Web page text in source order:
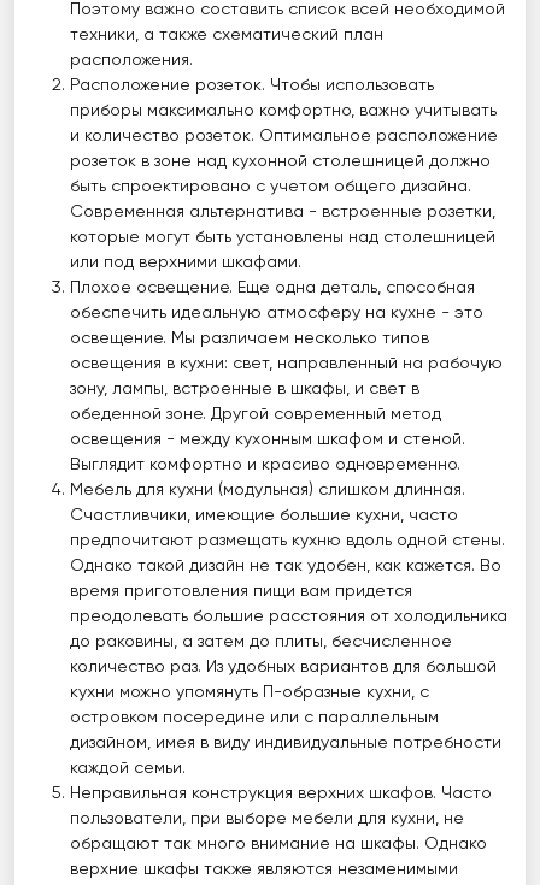
Поэтому важно составить список всей необходимой
техники, а также схематический план
расположения.
Расположение розеток. Чтобы использовать
приборы максимально комфортно, важно учитывать
и количество розеток. Оптимальное расположение
розеток в зоне над кухонной столешницей должно
быть спроектировано с учетом общего дизайна.
Современная альтернатива - встроенные розетки,
которые могут быть установлены над столешницей
или под верхними шкафами.
Плохое освещение. Еще одна деталь, способная
обеспечить идеальную атмосферу на кухне - это
освещение. Мы различаем несколько типов
освещения в кухни: свет, направленный на рабочую
зону, лампы, встроенные в шкафы, и свет в
обеденной зоне. Другой современный метод
освещения - между кухонным шкафом и стеной.
Выглядит комфортно и красиво одновременно.
Мебель для кухни (модульная) слишком длинная.
Счастливчики, имеющие большие кухни, часто
предпочитают размещать кухню вдоль одной стены.
Однако такой дизайн не так удобен, как кажется. Во
время приготовления пищи вам придется
преодолевать большие расстояния от холодильника
до раковины, а затем до плиты, бесчисленное
количество раз. Из удобных вариантов для большой
кухни можно упомянуть П-образные кухни, с
островком посередине или с параллельным
дизайном, имея в виду индивидуальные потребности
каждой семьи.
Неправильная конструкция верхних шкафов. Часто
пользователи, при выборе мебели для кухни, не
обращают так много внимание на шкафы. Однако
верхние шкафы также являются незаменимыми